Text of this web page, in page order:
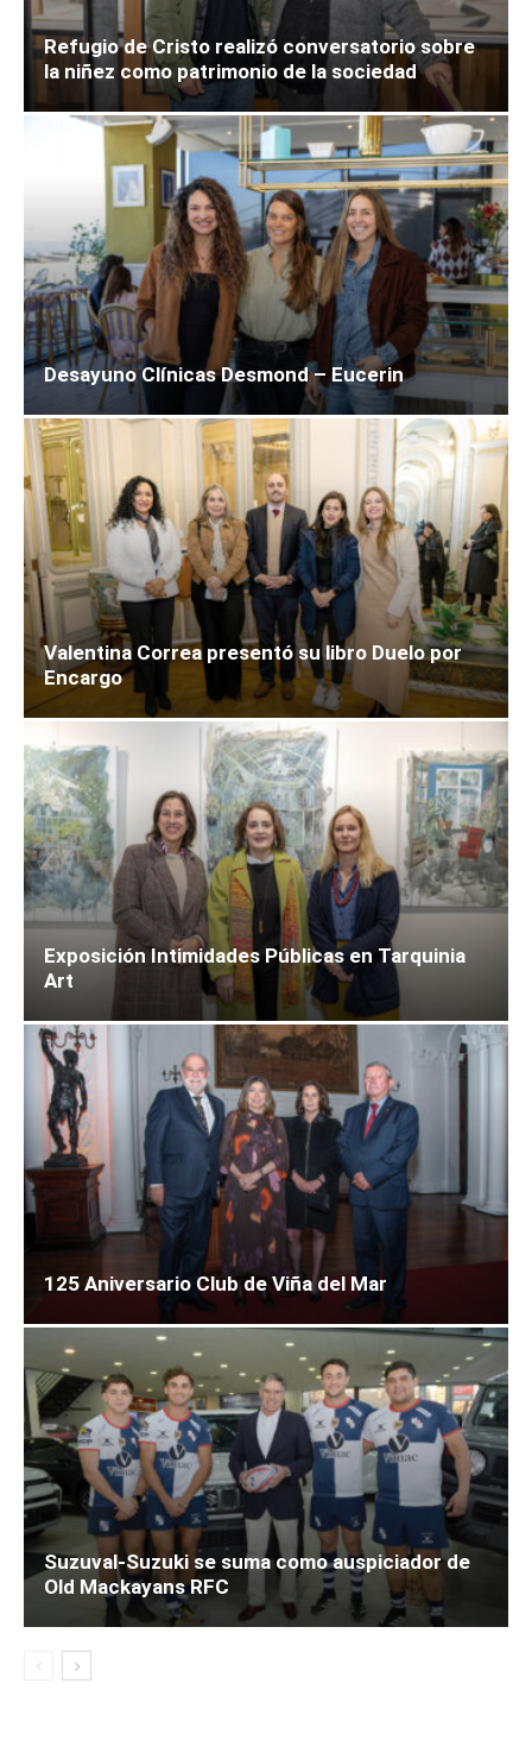
Refugio de Cristo realizó conversatorio sobre
la niñez como patrimonio de la sociedad
Desayuno Clínicas Desmond – Eucerin
Valentina Correa presentó su libro Duelo por
Encargo
Exposición Intimidades Públicas en Tarquinia
Art
125 Aniversario Club de Viña del Mar
Suzuval-Suzuki se suma como auspiciador de
Old Mackayans RFC